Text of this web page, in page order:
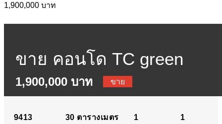
1,900,000 บาท
ขาย คอนโด TC green
rama9 studio ห้องสวย ขาย
ถูก
1,900,000 บาท ขาย
9413 30 ตารางเมตร 1 1